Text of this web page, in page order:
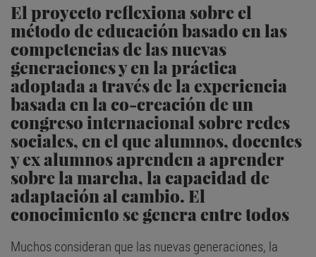
El proyecto reflexiona sobre el
método de educación basado en las
competencias de las nuevas
generaciones y en la práctica
adoptada a través de la experiencia
basada en la co-creación de un
congreso internacional sobre redes
sociales, en el que alumnos, docentes
y ex alumnos aprenden a aprender
sobre la marcha, la capacidad de
adaptación al cambio. El
conocimiento se genera entre todos
Muchos consideran que las nuevas generaciones, la